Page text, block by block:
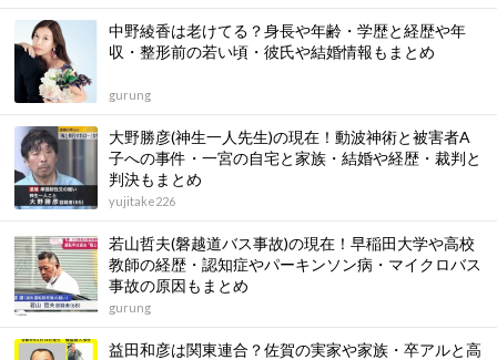
中野綾香は老けてる？身長や年齢・学歴と経歴や年
収・整形前の若い頃・彼氏や結婚情報もまとめ
gurung
大野勝彦(神生一人先生)の現在！動波神術と被害者A
子への事件・一宮の自宅と家族・結婚や経歴・裁判と
判決もまとめ
yujitake226
若⼭哲夫(磐越道バス事故)の現在！早稲田大学や高校
教師の経歴・認知症やパーキンソン病・マイクロバス
事故の原因もまとめ
gurung
益田和彦は関東連合？佐賀の実家や家族・卒アルと高